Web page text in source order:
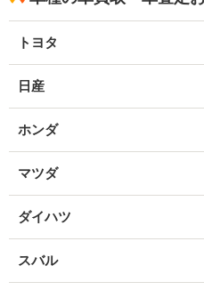
トヨタ
日産
ホンダ
マツダ
ダイハツ
スバル